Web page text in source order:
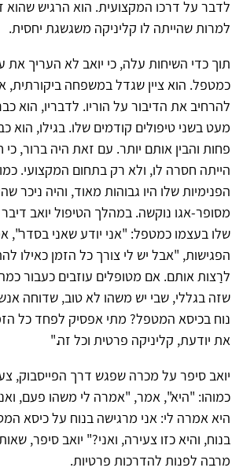
לדבר על דרכו המקצועית. הוא הרגיש שהוא
למרות שהייתה לו קליניקה משגשגת יחסית.
תוך כדי השיחות עלה, כי יואב לא העריך את
כמטפל. הוא ציין שגדל במשפחה ביקורתית,
להרחיב את הדיבור על הוריו. לדבריו, הוא
מעט בשני טיפולים קודמים שלו. בגילו, הוא
פחות והבין אותם יותר. עם זאת היה ברור, כי
הייתה חסרה לו, ולא רק בתחום המקצועי.
הפנימיות שלו היו גבוהות מאוד, והיה ניכר
מסופר-אגו נוקשה. במהלך הטיפול יואב
שלו בעצמו כמטפל: "אני יודע שאני בסדר",
הפגישות, "אבל יש לי צורך כל הזמן כאילו
לרַצות אותם. אם מטופלים עוזבים כעבור
שזה בגללי, שבי יש משהו לא טוב, שדוחה
נוח בכיסא המטפל? מתי אפסיק לפחד כל
את יודעת, קליניקה פרטית וכל זה."
יואב סיפר על מכרה שפגש דרך הפייסבוק,
כמוהו: "היא", אמר, "אמרה לי משהו פעם,
היא אמרה לי: אני מרגישה בנוח על כיסא
בנוח, והיא כזו צעירה, ואני?" יואב סיפר,
מרבה לפנות להדרכות פרטיות.